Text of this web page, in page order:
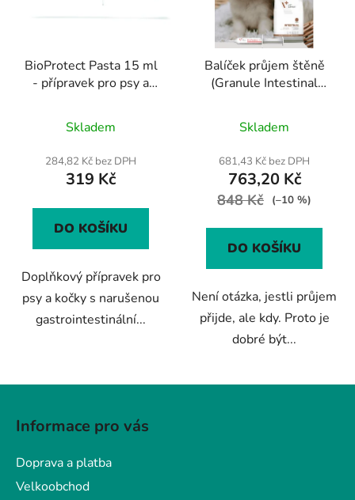
BioProtect Pasta 15 ml
- přípravek pro psy a
střevní mikroflórou
Skladem
284,82 Kč bez DPH
319 Kč
DO KOŠÍKU
Doplňkový přípravek pro
psy a kočky s narušenou
gastrointestinální...
Balíček průjem štěně
(Granule Intestinal
pasta)
Skladem
681,43 Kč bez DPH
763,20 Kč
848 Kč (–10 %)
DO KOŠÍKU
Není otázka, jestli průjem
přijde, ale kdy. Proto je
dobré být...
Informace pro vás
Doprava a platba
Velkoobchod